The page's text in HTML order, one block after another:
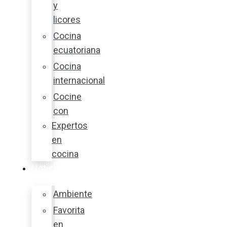
y
licores
Cocina
ecuatoriana
Cocina
internacional
Cocine
con
Expertos
en
cocina
Ambiente
Favorita
en